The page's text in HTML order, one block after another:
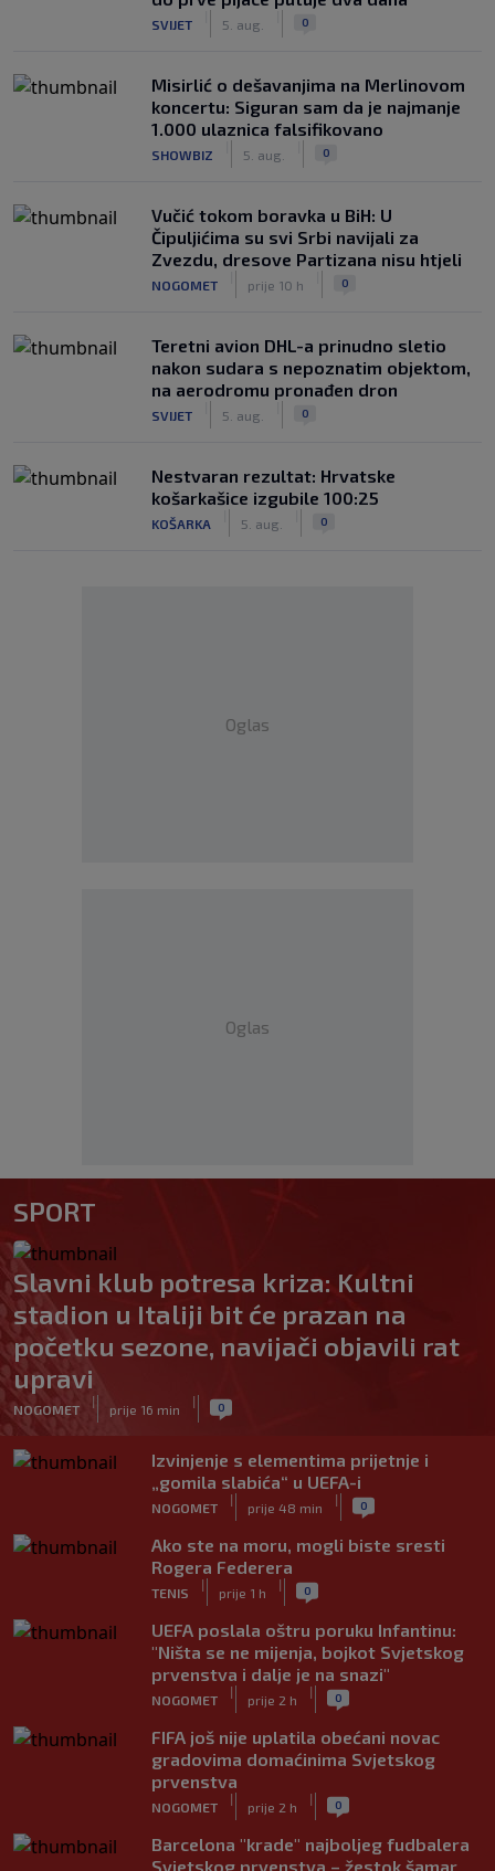
SVIJET 5. aug. 0
Misirlić o dešavanjima na Merlinovom
koncertu: Siguran sam da je najmanje
1.000 ulaznica falsifikovano
SHOWBIZ 5. aug. 0
Vučić tokom boravka u BiH: U
Čipuljićima su svi Srbi navijali za
Zvezdu, dresove Partizana nisu htjeli
NOGOMET prije 10 h 0
Teretni avion DHL-a prinudno sletio
nakon sudara s nepoznatim objektom,
na aerodromu pronađen dron
SVIJET 5. aug. 0
Nestvaran rezultat: Hrvatske
košarkašice izgubile 100:25
KOŠARKA 5. aug. 0
Oglas
Oglas
SPORT
Slavni klub potresa kriza: Kultni
stadion u Italiji bit će prazan na
početku sezone, navijači objavili rat
upravi
NOGOMET
|
prije 16 min
| 0
Izvinjenje s elementima prijetnje i
„gomila slabića“ u UEFA-i
NOGOMET
|
prije 48 min
| 0
Ako ste na moru, mogli biste sresti
Rogera Federera
TENIS
|
prije 1 h
| 0
UEFA poslala oštru poruku Infantinu:
"Ništa se ne mijenja, bojkot Svjetskog
prvenstva i dalje je na snazi"
NOGOMET
|
prije 2 h
| 0
FIFA još nije uplatila obećani novac
gradovima domaćinima Svjetskog
prvenstva
NOGOMET
|
prije 2 h
| 0
Barcelona "krade" najboljeg fudbalera
Svjetskog prvenstva – žestok šamar